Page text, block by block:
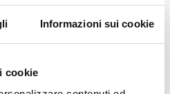
Informazioni sui cookie
cookie
per i bambini.